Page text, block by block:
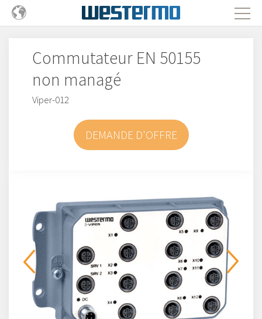
Commutateur EN 50155
non managé
Viper-012
DEMANDE D'OFFRE